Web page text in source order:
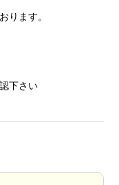
ります。
下さい